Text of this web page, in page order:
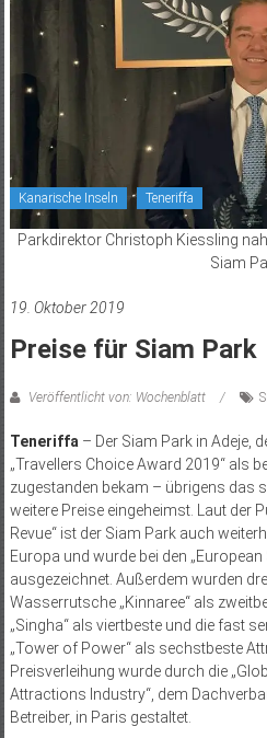
Kanarische Inseln Teneriffa
Parkdirektor Christoph Kiessling
Siam
19. Oktober 2019
Preise für Siam Park
Veröffentlicht von: Wochenblatt
Teneriffa– Der Siam Park in Adeje,
„Travellers Choice Award 2019“ als
zugestanden bekam – übrigens das
weitere Preise eingeheimst. Laut der
Revue“ ist der Siam Park auch
Europa und wurde bei den
ausgezeichnet. Außerdem wurden
Wasserrutsche „Kinnaree“ als
„Singha“ als viertbeste und die fast
„Tower of Power“ als sechstbeste
Preisverleihung wurde durch die
Attractions Industry“, dem
Betreiber, in Paris gestaltet.